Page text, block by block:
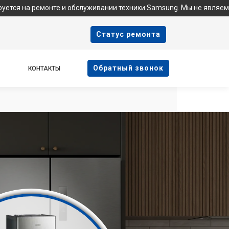
и обслуживании техники Samsung. Мы не являемся
Cтатус ремонта
КОНТАКТЫ Oбратный звонок